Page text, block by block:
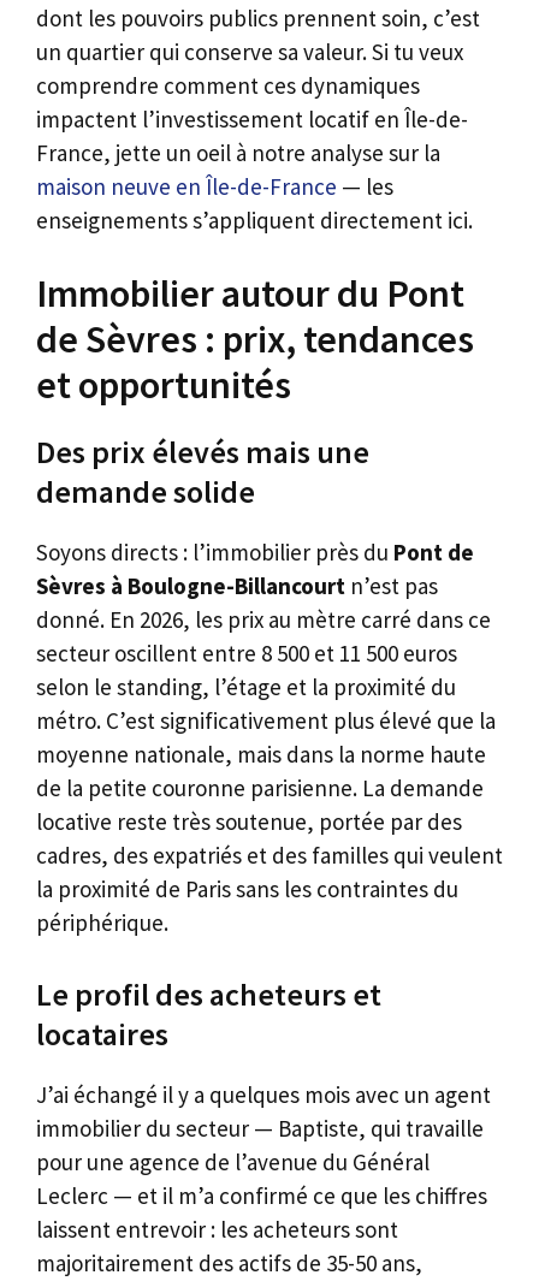
dont les pouvoirs publics prennent soin, c’est
un quartier qui conserve sa valeur. Si tu veux
comprendre comment ces dynamiques
impactent l’investissement locatif en Île-de-
France, jette un oeil à notre analyse sur la
maison neuve en Île-de-France — les
enseignements s’appliquent directement ici.
Immobilier autour du Pont
de Sèvres : prix, tendances
et opportunités
Des prix élevés mais une
demande solide
Soyons directs : l’immobilier près du Pont de
Sèvres à Boulogne-Billancourt n’est pas
donné. En 2026, les prix au mètre carré dans ce
secteur oscillent entre 8 500 et 11 500 euros
selon le standing, l’étage et la proximité du
métro. C’est significativement plus élevé que la
moyenne nationale, mais dans la norme haute
de la petite couronne parisienne. La demande
locative reste très soutenue, portée par des
cadres, des expatriés et des familles qui veulent
la proximité de Paris sans les contraintes du
périphérique.
Le profil des acheteurs et
locataires
J’ai échangé il y a quelques mois avec un agent
immobilier du secteur — Baptiste, qui travaille
pour une agence de l’avenue du Général
Leclerc — et il m’a confirmé ce que les chiffres
laissent entrevoir : les acheteurs sont
majoritairement des actifs de 35-50 ans,